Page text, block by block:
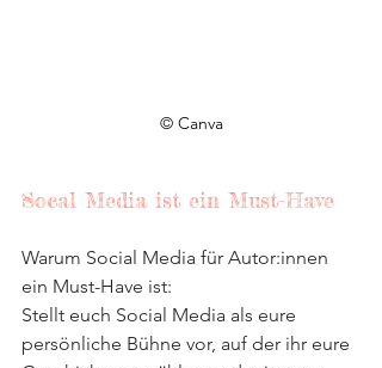
© Canva
Socal Media ist ein Must-Have
Warum Social Media für Autor:innen
ein Must-Have ist:
Stellt euch Social Media als eure
persönliche Bühne vor, auf der ihr eure